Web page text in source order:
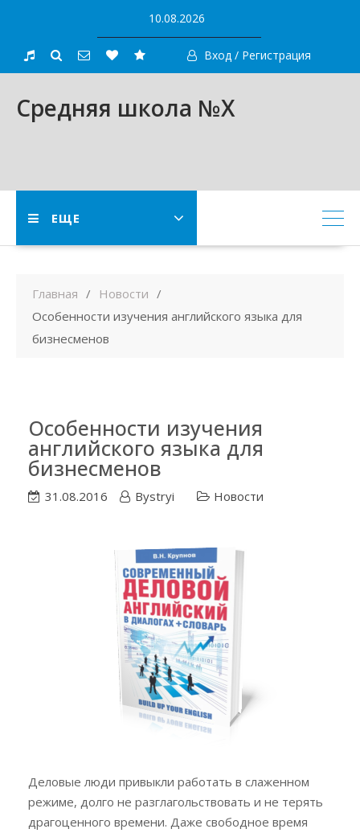
content
10.08.2026
Вход / Регистрация
Средняя школа №X
ЕЩЕ
Главная
Новости
Особенности изучения английского языка для
бизнесменов
Особенности изучения
английского языка для
бизнесменов
31.08.2016 Bystryi Новости
Деловые люди привыкли работать в слаженном
режиме, долго не разглагольствовать и не терять
драгоценного времени. Даже свободное время